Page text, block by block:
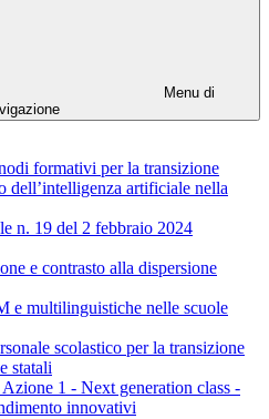
Menu di
formativi per la transizione
dell’intelligenza artificiale nella
n. 19 del 2 febbraio 2024
e contrasto alla dispersione
e multilinguistiche nelle scuole
scolastico per la transizione
statali
1 - Next generation class -
innovativi